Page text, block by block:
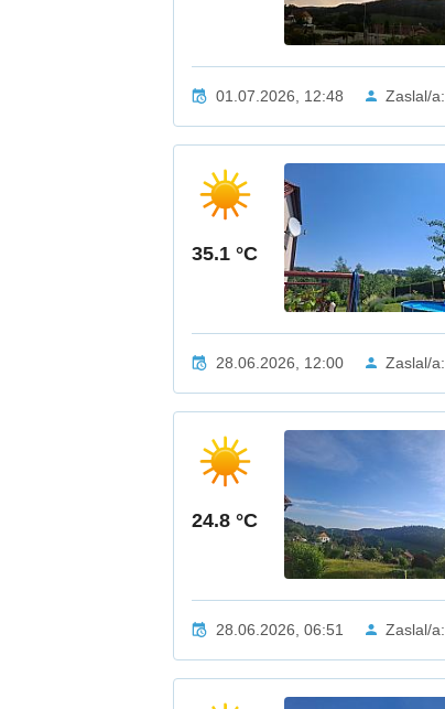
01.07.2026, 12:48 Zaslal/a:
35.1 °C
28.06.2026, 12:00 Zaslal/a:
24.8 °C
28.06.2026, 06:51 Zaslal/a: